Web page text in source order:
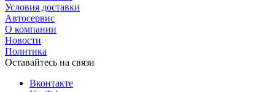
Условия доставки
Автосервис
О компании
Новости
Политика
Оставайтесь на связи
Вконтакте